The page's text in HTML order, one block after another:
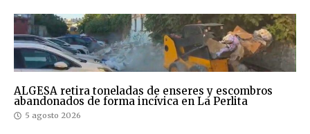
ALGESA retira toneladas de enseres y escombros
abandonados de forma incívica en La Perlita
5 agosto 2026